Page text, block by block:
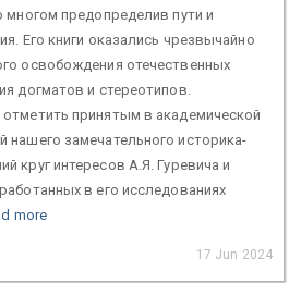
многом предопределив пути и
Его книги оказались чрезвычайно
освобождения отечественных
догматов и стереотипов.
принятым в академической
нашего замечательного историка-
круг интересов А.Я. Гуревича и
в его исследованиях
more
17 Jun 2024